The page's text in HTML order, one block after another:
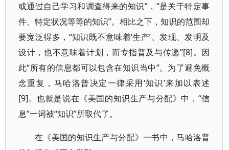
或通过自己学习和调查得来的知识”，“是关于特定事
件、特定状况等等的知识”。相比之下，知识的范围却
要宽泛得多，“知识既不意味着‘生产’、发现、发明及
设计，也不意味着计划，而专指普及与传递”[8]。因
此“所有的信息都可以包含在知识当中”。为了避免概
念重复，马哈洛普决定一律采用‘知识’来加以表述
[9]。也就是说在《美国的知识生产与分配》中，“信
息”一词被“知识”所取代了。
在《美国的知识生产与分配》一书中，马哈洛普